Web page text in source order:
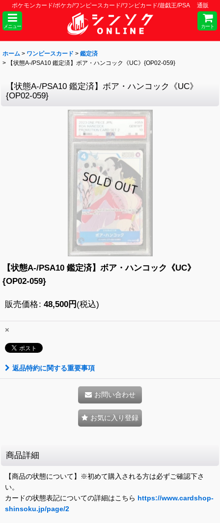
ポケモンカード/ポケカ/ワンピースカード/ワンピカード/遊戯王/PSA 通販
メニュー カート
ホーム > ワンピースカード > 鑑定済
>
【状態A-/PSA10 鑑定済】ボア・ハンコック《UC》{OP02-059}
【状態A-/PSA10 鑑定済】ボア・ハンコック《UC》
{OP02-059}
【状態A-/PSA10 鑑定済】ボア・ハンコック《UC》
{OP02-059}
販売価格: 48,500円 (税込)
×
返品特約に関する重要事項
お問い合わせ
お気に入り登録
商品詳細
【商品の状態について】※初めて購入される方は必ずご確認下さ
い。
カードの状態表記についての詳細はこちら https://www.cardshop-
shinsoku.jp/page/2